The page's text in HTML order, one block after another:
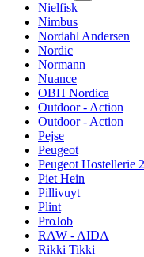
Nielfisk
Nimbus
Nordahl Andersen
Nordic
Normann
Nuance
OBH Nordica
Outdoor - Action
Outdoor - Action
Pejse
Peugeot
Peugeot Hostellerie
Piet Hein
Pillivuyt
Plint
ProJob
RAW - AIDA
Rikki Tikki